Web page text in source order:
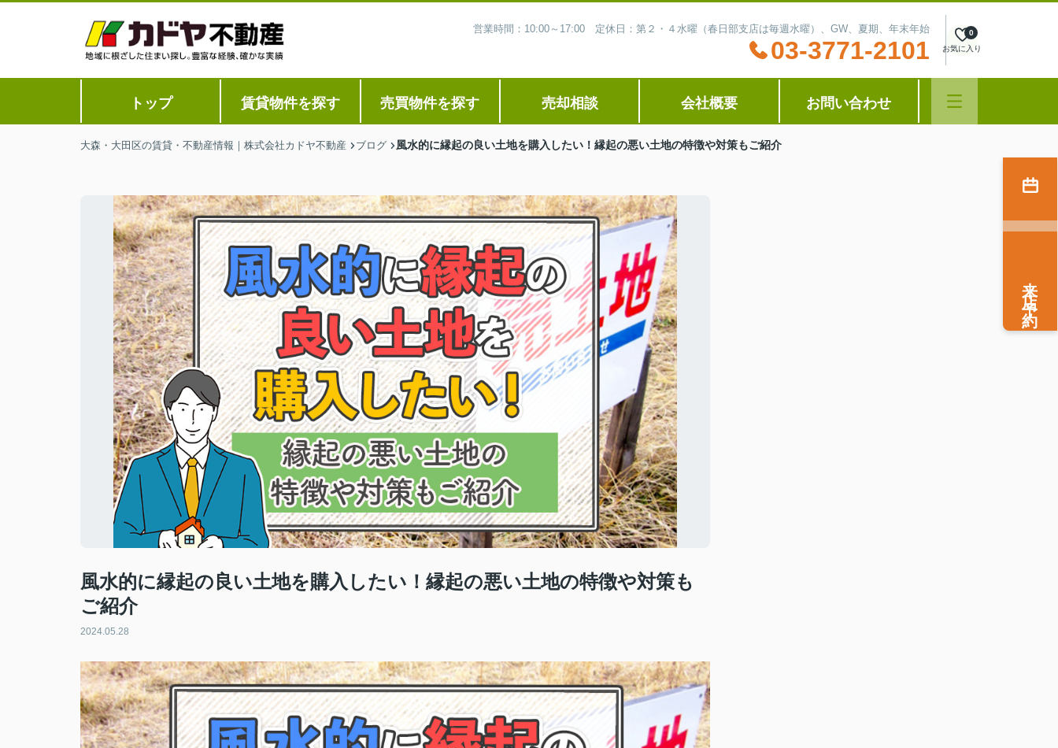
営業時間：10:00～17:00 定休日：第２・４水曜（春日部支店は毎週水曜）、GW、夏期、年末年始
03-3771-2101 お気に入り
0
トップ 賃貸物件を探す 売買物件を探す 売却相談 会社概要 お問い合わせ
大森・大田区の賃貸・不動産情報｜株式会社カドヤ不動産 ブログ 風水的に縁起の良い土地を購入したい！縁起の悪い土地の特徴や対策もご紹介
風水的に縁起の良い土地を購入したい！縁起の悪い土地の特徴や対策も
ご紹介
2024.05.28
来店予約